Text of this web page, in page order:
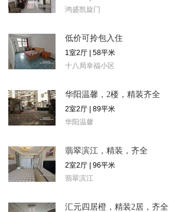
鸿盛凯旋门
低价可拎包入住
1室2厅 | 58平米
十八局幸福小区
华阳温馨，2楼，精装齐全
2室2厅 | 89平米
华阳温馨
翡翠滨江，精装，齐全
2室2厅 | 96平米
翡翠滨江
汇元四居橙，精装2居，齐全